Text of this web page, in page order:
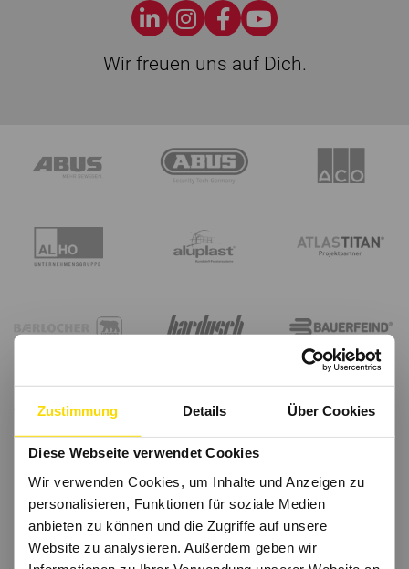
Zustimmung Details Über Cookies
Diese Webseite verwendet Cookies
Wir verwenden Cookies, um Inhalte und Anzeigen zu
personalisieren, Funktionen für soziale Medien
anbieten zu können und die Zugriffe auf unsere
Website zu analysieren. Außerdem geben wir
Wir freuen uns auf Dich.